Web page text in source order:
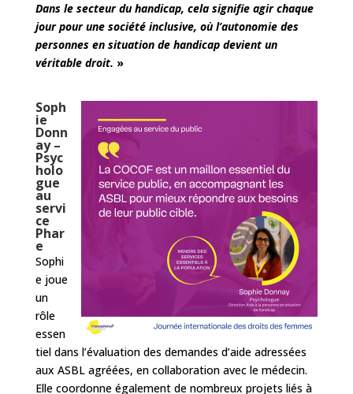
Dans le secteur du handicap, cela signifie agir chaque
jour pour une société inclusive, où l’autonomie des
personnes en situation de handicap devient un
véritable droit. »
Soph
ie
Donn
ay –
Psyc
holo
gue
au
servi
ce
Phar
e
Sophi
e joue
un
rôle
essen
tiel dans l’évaluation des demandes d’aide adressées
aux ASBL agréées, en collaboration avec le médecin.
Elle coordonne également de nombreux projets liés à